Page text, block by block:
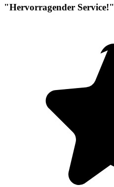
"Hervorragender Service!"